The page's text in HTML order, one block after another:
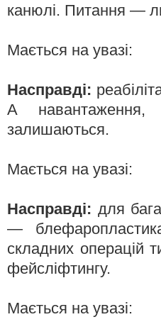
канюлі. Питання —
Мається на увазі:
Насправді:
А
залишаються.
Мається на увазі:
Насправді: для
—
складних операцій
фейсліфтингу.
Мається на увазі: